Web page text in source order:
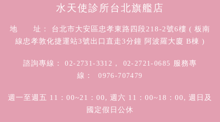
水天使診所台北旗艦店
地 址： 台北市大安區忠孝東路四段218-2號6樓 ( 板南
線忠孝敦化捷運站3號出口直走3分鐘 阿波羅大廈 B棟 )
諮詢專線： 02-2731-3312 ， 02-2721-0685
服務專
線：
0976-707479
週一至週五 11：00~21：00, 週六 11：00~18：00, 週日及
國定假日公休